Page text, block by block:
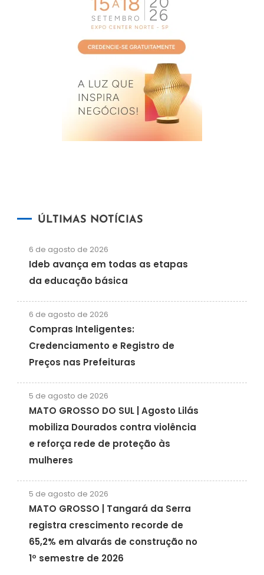
ÚLTIMAS NOTÍCIAS
6 de agosto de 2026
Ideb avança em todas as etapas
da educação básica
6 de agosto de 2026
Compras Inteligentes:
Credenciamento e Registro de
Preços nas Prefeituras
5 de agosto de 2026
MATO GROSSO DO SUL | Agosto Lilás
mobiliza Dourados contra violência
e reforça rede de proteção às
mulheres
5 de agosto de 2026
MATO GROSSO | Tangará da Serra
registra crescimento recorde de
65,2% em alvarás de construção no
1º semestre de 2026